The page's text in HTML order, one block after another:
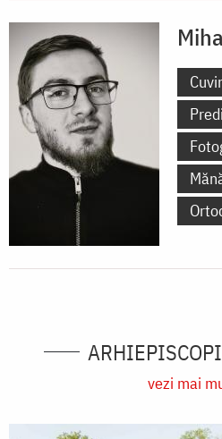
vezi mai